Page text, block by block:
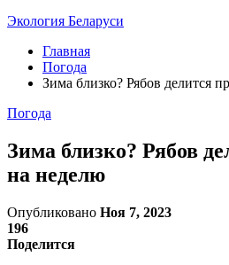
Экология Беларуси
Главная
Погода
Зима близко? Рябов делится
Погода
Зима близко? Рябов
на неделю
Опубликовано Ноя 7, 2023
196
Поделится